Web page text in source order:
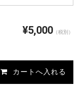
¥5,000 （税別）